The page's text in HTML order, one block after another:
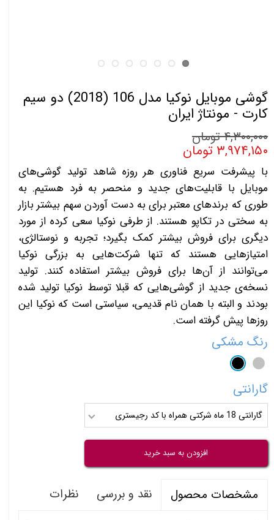
گوشی موبايل نوکيا مدل 106 (2018) دو سیم‌
کارت - مونتاژ ایران
۴,۳۰۰,۰۰۰ تومان
۳,۹۷۴,۱۵۰ تومان
با پیشرفت سریع فناوری هر روزه شاهد تولید گوشی‌های
موبایل با قابلیت‌های جدید و منحصر به فرد هستیم. به
طوری که برندهای معتبر برای به دست آوردن سهم بیشتر بازار
به سختی در تکاپو هستند. از طرفی نوکیا سعی کرده از مورد
دیگری برای فروش بیشتر کمک بگیرد؛ تجربه و نوستالژی،
امتیازهایی هستند که تنها شرکت‌هایی به بزرگی نوکیا
می‌توانند از آن‌ها برای فروش بیشتر استفاده کنند. تولید
نسخه‌ی جدید از گوشی‌هایی که قبلا توسط نوکیا تولید شده
بودند و البته با همان نام قدیمی، سیاستی است که نوکیا این
روزها پیش گرفته است.
رنگ مشکی
گارانتی
گارانتی 18 ماه شرکتی همراه با کد رجیستری
افزودن به سبد خرید
مشخصات محصول نقد و بررسی نظرات